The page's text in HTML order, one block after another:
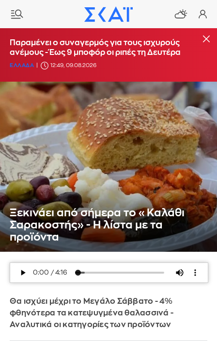
Παραμένει ο συναγερμός για τους ισχυρούς
ανέμους - Έως 9 μποφόρ οι ριπές τη Δευτέρα
ΕΛΛΑΔΑ 12:49, 09.08.2026
Ξεκινάει από σήμερα το «Καλάθι
Σαρακοστής» - Η λίστα με τα
προϊόντα
Θα ισχύει μέχρι το Μεγάλο Σάββατο - 4%
φθηνότερα τα κατεψυγμένα θαλασσινά -
Αναλυτικά οι κατηγορίες των προϊόντων